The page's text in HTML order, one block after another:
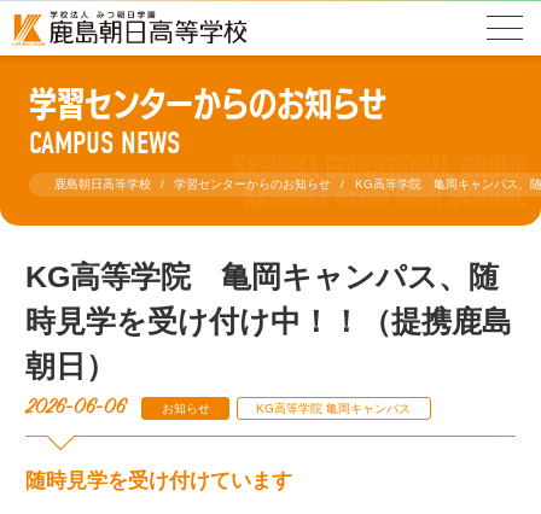
学習センターからのお知らせ
CAMPUS NEWS
鹿島朝日高等学校 学習センターからのお知らせ KG高等学院 亀岡キャンパス、
KG高等学院 亀岡キャンパス、随
時見学を受け付け中！！（提携鹿島
朝日）
2026-06-06 お知らせ KG高等学院 亀岡キャンパス
随時見学を受け付けています